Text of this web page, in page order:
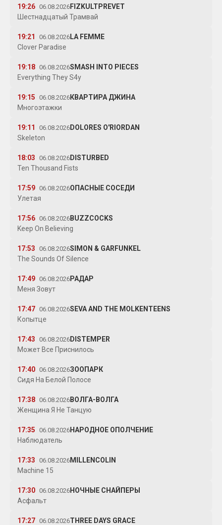
19:26 06.08.2026 FIZKULTPREVET
Шестнадцатый Трамвай
19:21 06.08.2026 LA FEMME
Clover Paradise
19:18 06.08.2026SMASH INTO PIECES
Everything They S4y
19:15 06.08.2026 КВАРТИРА ДЖИНА
Многоэтажки
19:11 06.08.2026 DOLORES O'RIORDAN
Skeleton
18:03 06.08.2026 DISTURBED
Ten Thousand Fists
17:59 06.08.2026ОПАСНЫЕ СОСЕДИ
Улетая
17:56 06.08.2026 BUZZCOCKS
Keep On Believing
17:53 06.08.2026SIMON & GARFUNKEL
The Sounds Of Silence
17:49 06.08.2026 РАДАР
Меня Зовут
17:47 06.08.2026SEVA AND THE MOLKENTEENS
Копытце
17:43 06.08.2026 DISTEMPER
Может Все Приснилось
17:40 06.08.2026ЗООПАРК
Сидя На Белой Полосе
17:38 06.08.2026 ВОЛГА-ВОЛГА
Женщина Я Не Танцую
17:35 06.08.2026 НАРОДНОЕ ОПОЛЧЕНИЕ
Наблюдатель
17:33 06.08.2026 MILLENCOLIN
Machine 15
17:30 06.08.2026 НОЧНЫЕ СНАЙПЕРЫ
Асфальт
17:27 06.08.2026THREE DAYS GRACE